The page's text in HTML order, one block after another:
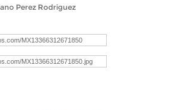
Perez Rodriguez